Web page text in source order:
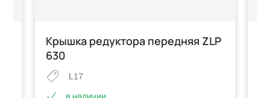
Крышка редуктора передняя ZLP
630
L17